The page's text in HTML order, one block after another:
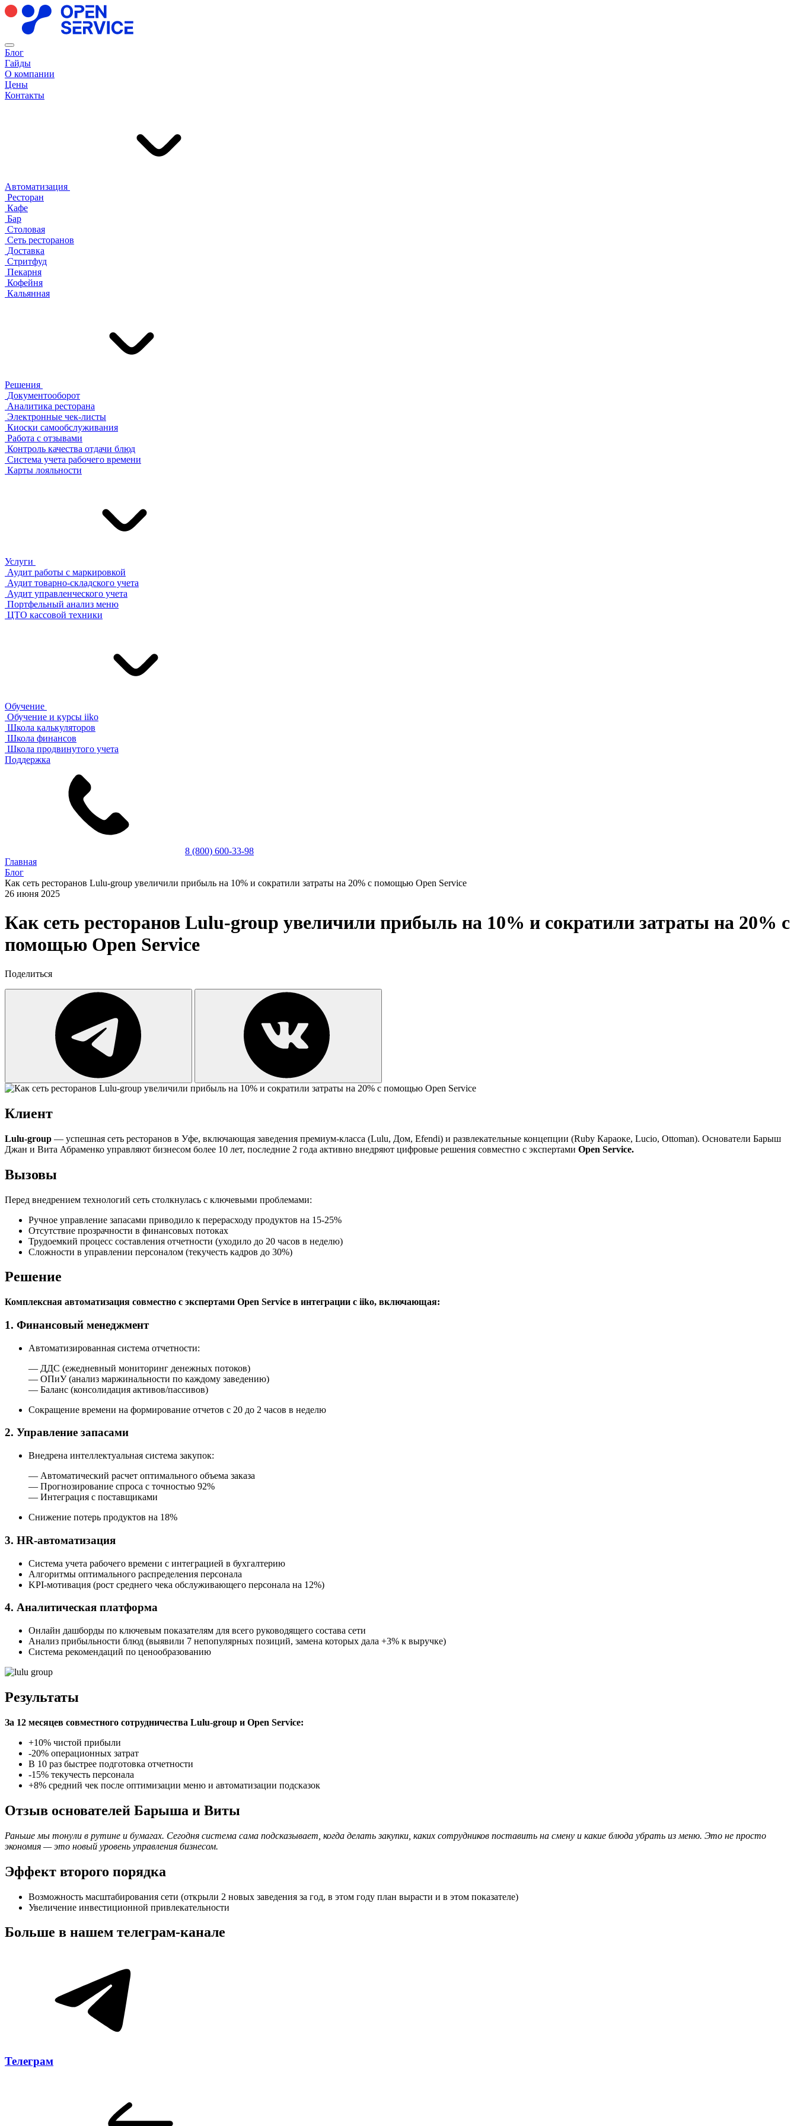
Блог
Гайды
О компании
Цены
Контакты
Автоматизация
Ресторан
Кафе
Бар
Столовая
Сеть ресторанов
Доставка
Стритфуд
Пекарня
Кофейня
Кальянная
Решения
Документооборот
Аналитика ресторана
Электронные чек-листы
Киоски самообслуживания
Работа с отзывами
Контроль качества отдачи блюд
Система учета рабочего времени
Карты лояльности
Услуги
Аудит работы с маркировкой
Аудит товарно-складского учета
Аудит управленческого учета
Портфельный анализ меню
ЦТО кассовой техники
Обучение
Обучение и курсы iiko
Школа калькуляторов
Школа финансов
Школа продвинутого учета
Поддержка
8 (800) 600-33-98
Главная
Блог
Как сеть ресторанов Lulu-group увеличили прибыль на 10% и сократили затраты на 20% с помощью Open Service
26 июня 2025
Как сеть ресторанов Lulu-group увеличили прибыль на 10% и сократили затраты на 20% с
помощью Open Service
Поделиться
Клиент
Lulu-group — успешная сеть ресторанов в Уфе, включающая заведения премиум-класса (Lulu, Дом, Efendi) и развлекательные концепции (Ruby Караоке, Lucio, Ottoman). Основатели Барыш
Джан и Вита Абраменко управляют бизнесом более 10 лет, последние 2 года активно внедряют цифровые решения совместно с экспертами Open Service.
Вызовы
Перед внедрением технологий сеть столкнулась с ключевыми проблемами:
Ручное управление запасами приводило к перерасходу продуктов на 15-25%
Отсутствие прозрачности в финансовых потоках
Трудоемкий процесс составления отчетности (уходило до 20 часов в неделю)
Сложности в управлении персоналом (текучесть кадров до 30%)
Решение
Комплексная автоматизация совместно с экспертами Open Service в интеграции с iiko, включающая:
1. Финансовый менеджмент
Автоматизированная система отчетности:
— ДДС (ежедневный мониторинг денежных потоков)
— ОПиУ (анализ маржинальности по каждому заведению)
— Баланс (консолидация активов/пассивов)
Сокращение времени на формирование отчетов с 20 до 2 часов в неделю
2. Управление запасами
Внедрена интеллектуальная система закупок:
— Автоматический расчет оптимального объема заказа
— Прогнозирование спроса с точностью 92%
— Интеграция с поставщиками
Снижение потерь продуктов на 18%
3. HR-автоматизация
Система учета рабочего времени с интеграцией в бухгалтерию
Алгоритмы оптимального распределения персонала
KPI-мотивация (рост среднего чека обслуживающего персонала на 12%)
4. Аналитическая платформа
Онлайн дашборды по ключевым показателям для всего руководящего состава сети
Анализ прибыльности блюд (выявили 7 непопулярных позиций, замена которых дала +3% к выручке)
Система рекомендаций по ценообразованию
Результаты
За 12 месяцев совместного сотрудничества Lulu-group и Open Service:
+10% чистой прибыли
-20% операционных затрат
В 10 раз быстрее подготовка отчетности
-15% текучесть персонала
+8% средний чек после оптимизации меню и автоматизации подсказок
Отзыв основателей Барыша и Виты
Раньше мы тонули в рутине и бумагах. Сегодня система сама подсказывает, когда делать закупки, каких сотрудников поставить на смену и какие блюда убрать из меню. Это не просто
экономия — это новый уровень управления бизнесом.
Эффект второго порядка
Возможность масштабирования сети (открыли 2 новых заведения за год, в этом году план вырасти и в этом показателе)
Увеличение инвестиционной привлекательности
Больше в нашем телеграм-канале
Телеграм